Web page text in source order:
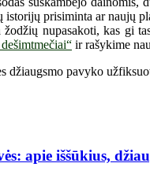
istorijų prisiminta ar naujų
žodžių nupasakoti, kas gi
ir rašykime
džiaugsmo pavyko
apie iššūkius,